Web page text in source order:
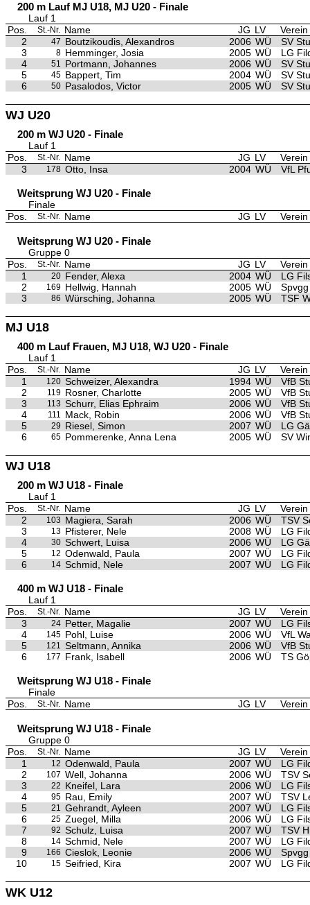
200 m Lauf MJ U18, MJ U20 - Finale
Lauf 1
Pos.
St.-Nr. Name JG LV
Verein
2
47 Boutzikoudis, Alexandros 2006 WÜ
SV
3
8 Hemminger, Josia 2005 WÜ
LG
4
51 Portmann, Johannes 2006 WÜ
SV
5
45 Bappert, Tim 2004 WÜ
SV
6
50 Pasalodos, Victor 2005 WÜ SV
WJ U20
200 m WJ U20 - Finale
Lauf 1
Pos.
St.-Nr. Name JG LV
Verein
3
178 Otto, Insa 2004 WÜ VfL
Weitsprung WJ U20 - Finale
Finale
Pos.
St.-Nr. Name JG LV Verein
Weitsprung WJ U20 - Finale
Gruppe 0
Pos.
St.-Nr. Name JG LV
Verein
1
20 Fender, Alexa 2004 WÜ
LG
2
169 Hellwig, Hannah 2005 WÜ
3
86 Würsching, Johanna 2005 WÜ TSF
MJ U18
400 m Lauf Frauen, MJ U18, WJ U20 - Finale
Lauf 1
Pos.
St.-Nr. Name JG LV
Verein
1
120 Schweizer, Alexandra 1994 WÜ
VfB
2
119 Rosner, Charlotte 2005 WÜ
VfB
3
113 Schurr, Elias Ephraim 2006 WÜ
VfB
4
111 Mack, Robin 2006 WÜ
VfB
5
29 Riesel, Simon 2007 WÜ
LG
6
65 Pommerenke, Anna Lena 2005 WÜ SV
WJ U18
200 m WJ U18 - Finale
Lauf 1
Pos.
St.-Nr. Name JG LV
Verein
2
103 Magiera, Sarah 2006 WÜ
TSV
3
13 Pfisterer, Nele 2008 WÜ
LG
4
30 Schwert, Luisa 2006 WÜ
LG
5
12 Odenwald, Paula 2007 WÜ
LG
6
14 Schmid, Nele 2007 WÜ LG
400 m WJ U18 - Finale
Lauf 1
Pos.
St.-Nr. Name JG LV
Verein
3
24 Petter, Magalie 2007 WÜ
LG
4
145 Pohl, Luise 2006 WÜ
VfL
5
121 Seltmann, Annika 2006 WÜ
VfB
6
177 Frank, Isabell 2006 WÜ TS
Weitsprung WJ U18 - Finale
Finale
Pos.
St.-Nr. Name JG LV Verein
Weitsprung WJ U18 - Finale
Gruppe 0
Pos.
St.-Nr. Name JG LV
Verein
1
12 Odenwald, Paula 2007 WÜ
LG
2
107 Well, Johanna 2006 WÜ
TSV
3
22 Kneifel, Lara 2006 WÜ
LG
4
95 Rau, Emily 2007 WÜ
TSV
5
21 Gehrandt, Ayleen 2007 WÜ
LG
6
25 Zuegel, Milla 2006 WÜ
LG
7
92 Schulz, Luisa 2007 WÜ
TSV
8
14 Schmid, Nele 2007 WÜ
LG
9
166 Cieslok, Leonie 2006 WÜ
10
15 Seifried, Kira 2007 WÜ LG
WK U12